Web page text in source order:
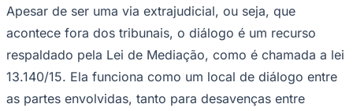
Apesar de ser uma via extrajudicial, ou seja, que
acontece fora dos tribunais, o diálogo é um recurso
respaldado pela Lei de Mediação, como é chamada a lei
13.140/15. Ela funciona como um local de diálogo entre
as partes envolvidas, tanto para desavenças entre